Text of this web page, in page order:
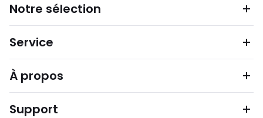
Notre sélection
Service
À propos
Support